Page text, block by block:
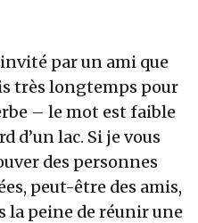
par un ami que
très longtemps pour
– le mot est faible
d’un lac. Si je vous
des personnes
peut-être des amis,
la peine de réunir une